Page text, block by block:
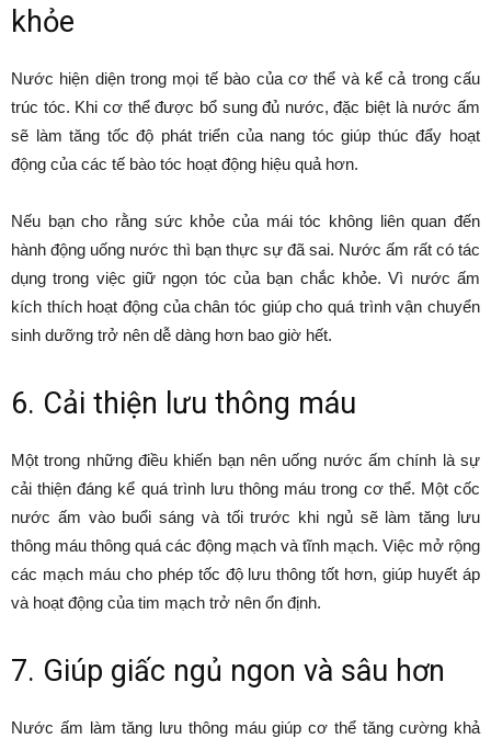
khỏe
Nước hiện diện trong mọi tế bào của cơ thể và kể cả trong cấu
trúc tóc. Khi cơ thể được bổ sung đủ nước, đặc biệt là nước ấm
sẽ làm tăng tốc độ phát triển của nang tóc giúp thúc đẩy hoạt
động của các tế bào tóc hoạt động hiệu quả hơn.
Nếu bạn cho rằng sức khỏe của mái tóc không liên quan đến
hành động uống nước thì bạn thực sự đã sai. Nước ấm rất có tác
dụng trong việc giữ ngọn tóc của bạn chắc khỏe. Vì nước ấm
kích thích hoạt động của chân tóc giúp cho quá trình vận chuyển
sinh dưỡng trở nên dễ dàng hơn bao giờ hết.
6. Cải thiện lưu thông máu
Một trong những điều khiến bạn nên uống nước ấm chính là sự
cải thiện đáng kể quá trình lưu thông máu trong cơ thể. Một cốc
nước ấm vào buổi sáng và tối trước khi ngủ sẽ làm tăng lưu
thông máu thông quá các động mạch và tĩnh mạch. Việc mở rộng
các mạch máu cho phép tốc độ lưu thông tốt hơn, giúp huyết áp
và hoạt động của tim mạch trở nên ổn định.
7. Giúp giấc ngủ ngon và sâu hơn
Nước ấm làm tăng lưu thông máu giúp cơ thể tăng cường khả